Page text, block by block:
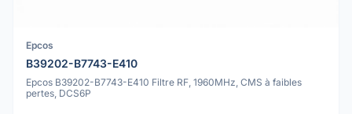
Epcos
B39202-B7743-E410
Epcos B39202-B7743-E410 Filtre RF, 1960MHz, CMS à faibles
pertes, DCS6P